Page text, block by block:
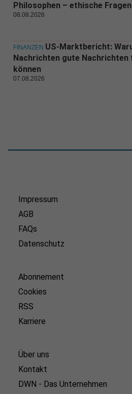
Philosophen – ethische
08.08.2026
FINANZEN US-Marktbericht:
Nachrichten gute Nachrichten
können
07.08.2026
Impressum
AGB
FAQs
Datenschutz
Abonnement
Cookies
RSS
Karriere
Über uns
Kontakt
DWN - Das Unternehmen